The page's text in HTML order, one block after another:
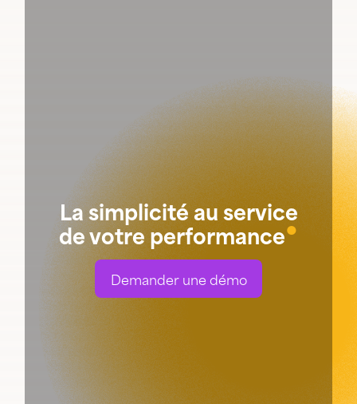
La simplicité au service
de votre performance●
Demander une démo